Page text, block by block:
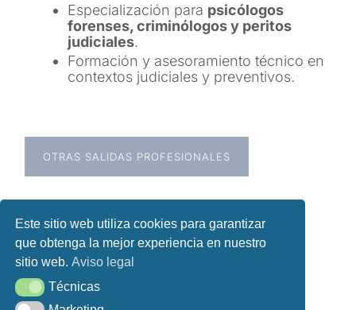
Especialización para psicólogos
forenses, criminólogos y peritos
judiciales.
Formación y asesoramiento técnico en
contextos judiciales y preventivos.
OTRAS SALIDAS PROFESIONALES
Este sitio web utiliza cookies para garantizar
que obtenga la mejor experiencia en nuestro
sitio web.Aviso legal
TécnicasTécnicas